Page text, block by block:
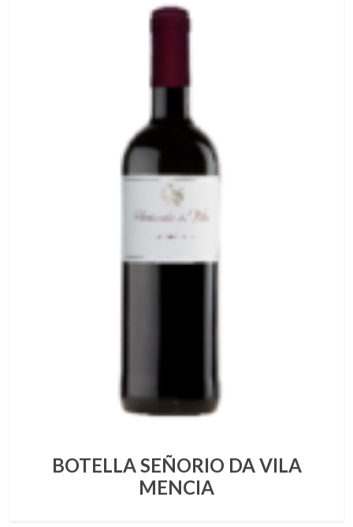
BOTELLA SEÑORIO DA VILA
MENCIA